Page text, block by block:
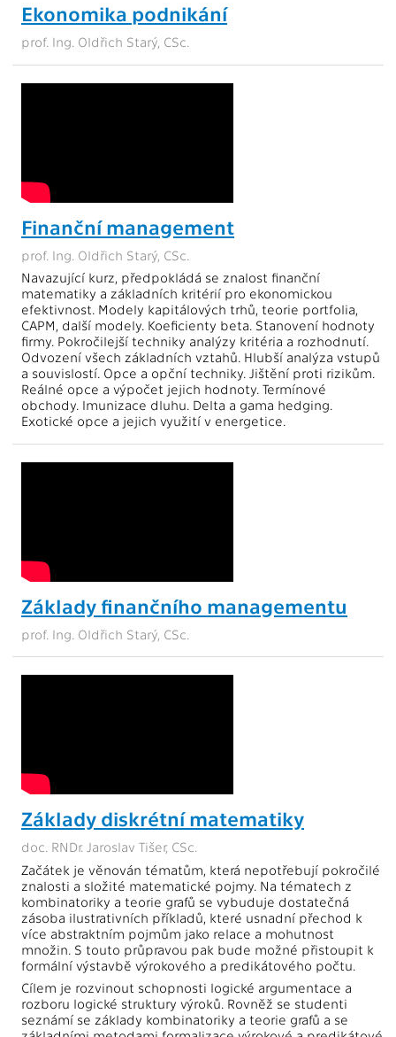
Ekonomika podnikání
prof. Ing. Oldřich Starý, CSc.
Finanční management
prof. Ing. Oldřich Starý, CSc.
Navazující kurz, předpokládá se znalost finanční
matematiky a základních kritérií pro ekonomickou
efektivnost. Modely kapitálových trhů, teorie portfolia,
CAPM, další modely. Koeficienty beta. Stanovení hodnoty
firmy. Pokročilejší techniky analýzy kritéria a rozhodnutí.
Odvození všech základních vztahů. Hlubší analýza vstupů
a souvislostí. Opce a opční techniky. Jištění proti rizikům.
Reálné opce a výpočet jejich hodnoty. Termínové
obchody. Imunizace dluhu. Delta a gama hedging.
Exotické opce a jejich využití v energetice.
Základy finančního managementu
prof. Ing. Oldřich Starý, CSc.
Základy diskrétní matematiky
doc. RNDr. Jaroslav Tišer, CSc.
Začátek je věnován tématům, která nepotřebují pokročilé
znalosti a složité matematické pojmy. Na tématech z
kombinatoriky a teorie grafů se vybuduje dostatečná
zásoba ilustrativních příkladů, které usnadní přechod k
více abstraktním pojmům jako relace a mohutnost
množin. S touto průpravou pak bude možné přistoupit k
formální výstavbě výrokového a predikátového počtu.
Cílem je rozvinout schopnosti logické argumentace a
rozboru logické struktury výroků. Rovněž se studenti
seznámí se základy kombinatoriky a teorie grafů a se